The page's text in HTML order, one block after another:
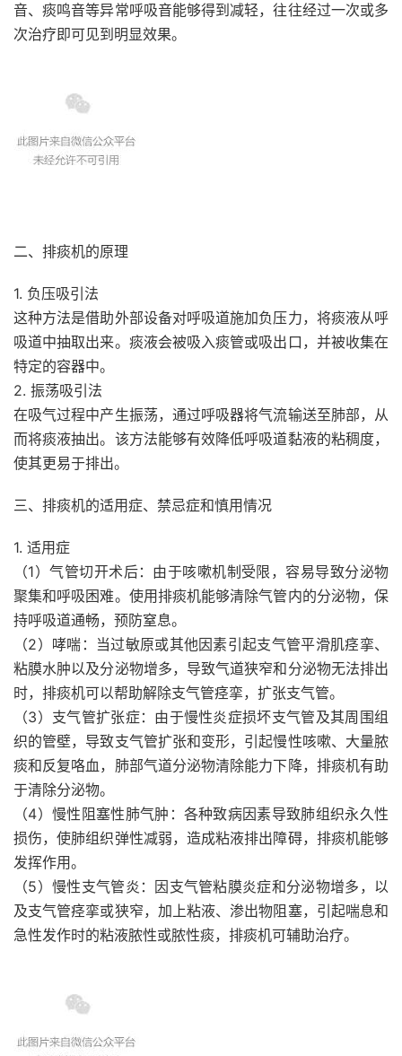
音、痰鸣音等异常呼吸音能够得到减轻，往往经过一次或多
次治疗即可见到明显效果。
二、排痰机的原理
1. 负压吸引法
这种方法是借助外部设备对呼吸道施加负压力，将痰液从呼
吸道中抽取出来。痰液会被吸入痰管或吸出口，并被收集在
特定的容器中。
2. 振荡吸引法
在吸气过程中产生振荡，通过呼吸器将气流输送至肺部，从
而将痰液抽出。该方法能够有效降低呼吸道黏液的粘稠度，
使其更易于排出。
三、排痰机的适用症、禁忌症和慎用情况
1. 适用症
（1）气管切开术后：由于咳嗽机制受限，容易导致分泌物
聚集和呼吸困难。使用排痰机能够清除气管内的分泌物，保
持呼吸道通畅，预防窒息。
（2）哮喘：当过敏原或其他因素引起支气管平滑肌痉挛、
粘膜水肿以及分泌物增多，导致气道狭窄和分泌物无法排出
时，排痰机可以帮助解除支气管痉挛，扩张支气管。
（3）支气管扩张症：由于慢性炎症损坏支气管及其周围组
织的管壁，导致支气管扩张和变形，引起慢性咳嗽、大量脓
痰和反复咯血，肺部气道分泌物清除能力下降，排痰机有助
于清除分泌物。
（4）慢性阻塞性肺气肿：各种致病因素导致肺组织永久性
损伤，使肺组织弹性减弱，造成粘液排出障碍，排痰机能够
发挥作用。
（5）慢性支气管炎：因支气管粘膜炎症和分泌物增多，以
及支气管痉挛或狭窄，加上粘液、渗出物阻塞，引起喘息和
急性发作时的粘液脓性或脓性痰，排痰机可辅助治疗。